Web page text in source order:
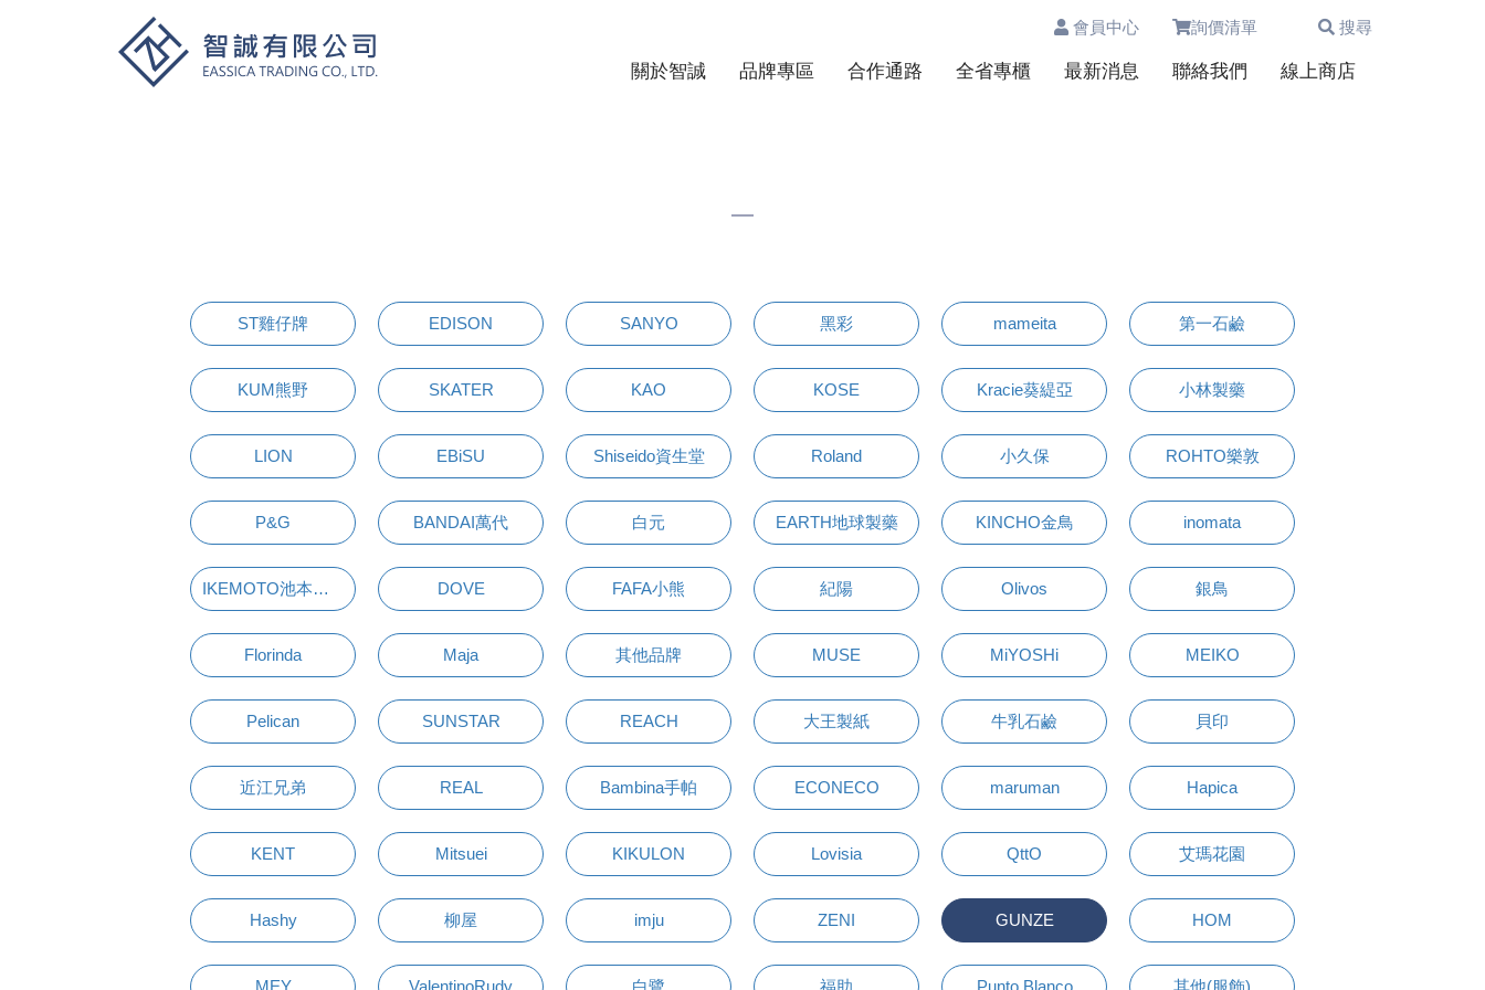
會員中心 詢價清單 搜尋
關於智誠 品牌專區 合作通路 全省專櫃 最新消息 聯絡我們 線上商店
ST雞仔牌 EDISON SANYO 黑彩 mameita 第一石鹼
KUM熊野 SKATER KAO KOSE Kracie葵緹亞 小林製藥
LION EBiSU Shiseido資生堂 Roland 小久保 ROHTO樂敦
P&G BANDAI萬代 白元 EARTH地球製藥 KINCHO金鳥 inomata
IKEMOTO池本刷子 DOVE FAFA小熊 紀陽 Olivos 銀鳥
Florinda Maja 其他品牌 MUSE MiYOSHi MEIKO
Pelican SUNSTAR REACH 大王製紙 牛乳石鹼 貝印
近江兄弟 REAL Bambina手帕 ECONECO maruman Hapica
KENT Mitsuei KIKULON Lovisia QttO 艾瑪花園
Hashy 柳屋 imju ZENI GUNZE HOM
MEY ValentinoRudy 白鷺 福助 Punto Blanco 其他(服飾)